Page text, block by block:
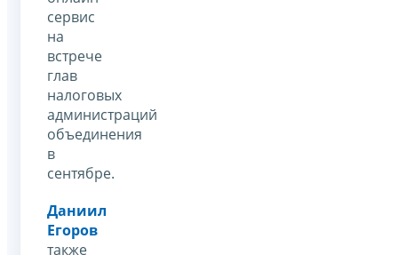
сервис
на
встрече
глав
налоговых
администраций
объединения
в
сентябре.
Даниил
Егоров
также